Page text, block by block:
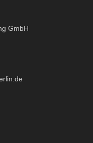
GmbH